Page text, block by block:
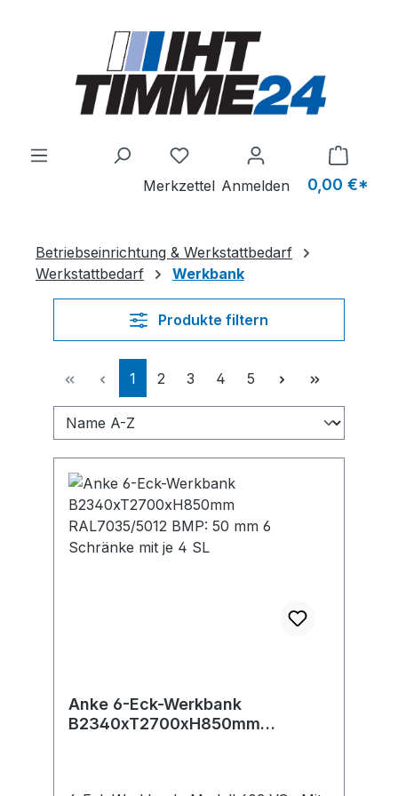
Du hast 0 Produkte auf dem
Merkzettel Anmelden 0,00 €*
Betriebseinrichtung & Werkstattbedarf
Werkstattbedarf
Werkbank
Produkte filtern
Seite
1 Seite
2 Seite
3 Seite
4 Seite
5
Anke 6-Eck-Werkbank
B2340xT2700xH850mm